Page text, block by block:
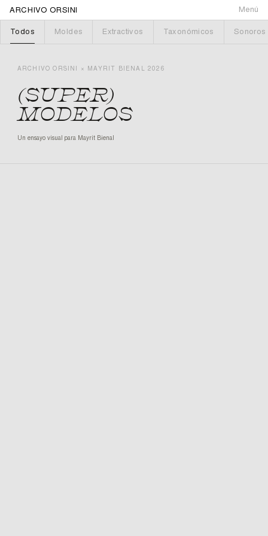
ARCHIVO ORSINI Menú
Todos Moldes Extractivos Taxonómicos Sonoros
ARCHIVO ORSINI × MAYRIT BIENAL 2026
(SUPER)
MODELOS
Un ensayo visual para Mayrit Bienal